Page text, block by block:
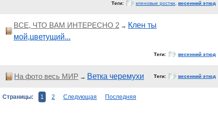
Теги: кленовые ростки весенний этюд
ВСЕ, ЧТО ВАМ ИНТЕРЕСНО 2 → Клен ты
мой,цветущий...
Теги: весенний этюд
На фото весь МИР → Ветка черемухи Теги: весенний этюд
Страницы: 1 2 Следующая Последняя